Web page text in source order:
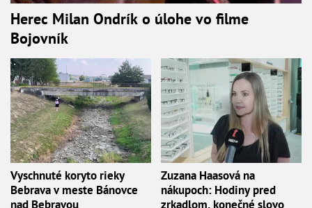
Herec Milan Ondrík o úlohe vo filme
Bojovník
Vyschnuté koryto rieky
Bebrava v meste Bánovce
nad Bebravou
Zuzana Haasová na
nákupoch: Hodiny pred
zrkadlom, konečné slovo